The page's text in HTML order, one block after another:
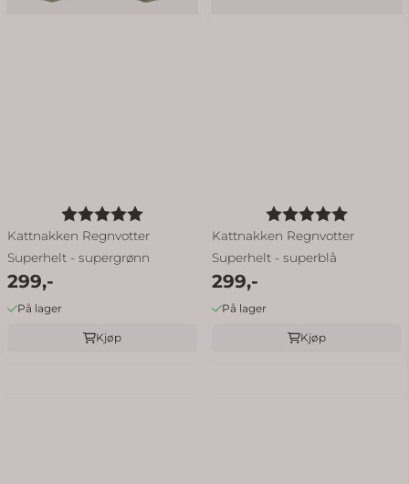
Karakter:
Kattnakken Regnvotter
Superhelt - supergrønn
299,-
På lager
Kjøp
Karakter: 5.0 av 5
Kattnakken Regnvotter
Superhelt - superblå
299,-
På lager
Kjøp